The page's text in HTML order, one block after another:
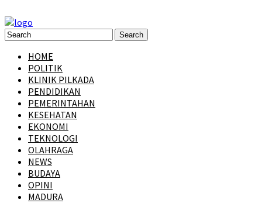
HOME
POLITIK
KLINIK PILKADA
PENDIDIKAN
PEMERINTAHAN
KESEHATAN
EKONOMI
TEKNOLOGI
OLAHRAGA
NEWS
BUDAYA
OPINI
MADURA